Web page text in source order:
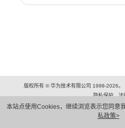
本站点使用Cookies，继续浏览表示您同意
私政策>
版权所有 © 华为技术有限公司 1998-2026
隐私保护
法